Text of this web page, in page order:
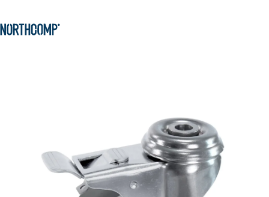
Zur Navigation springen